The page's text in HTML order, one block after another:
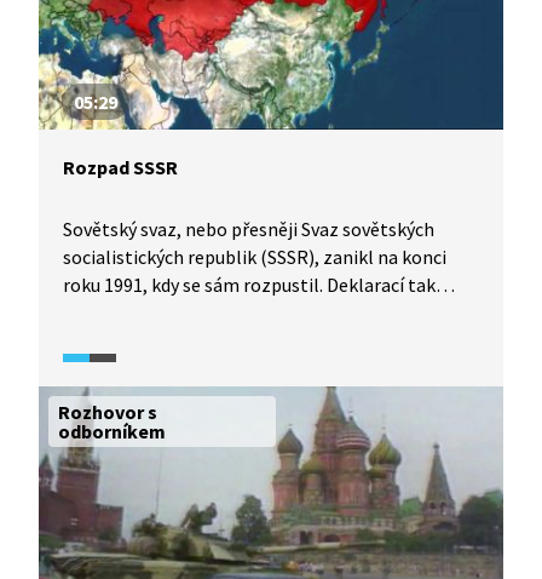
05:29
Rozpad SSSR
Sovětský svaz, nebo přesněji Svaz sovětských
socialistických republik (SSSR), zanikl na konci
roku 1991, kdy se sám rozpustil. Deklarací tak
oznámeno.
Rozhovor s
odborníkem